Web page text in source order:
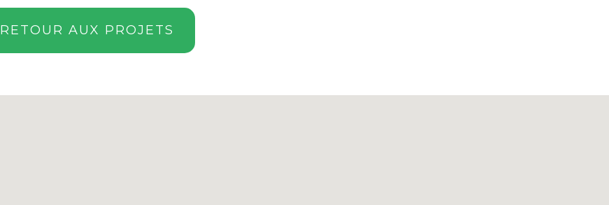
RETOUR AUX PROJETS